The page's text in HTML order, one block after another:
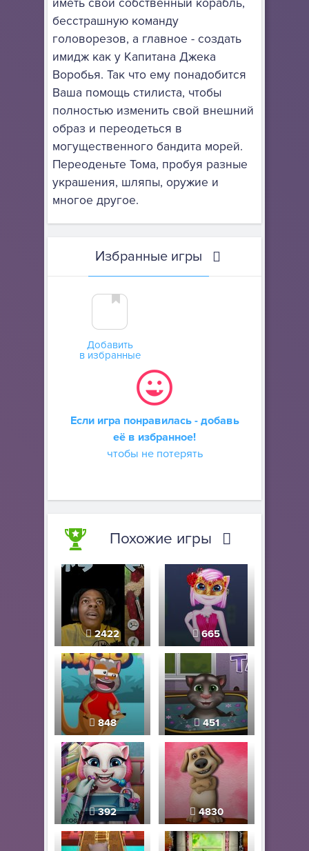
иметь свой собственный корабль,
бесстрашную команду
головорезов, а главное - создать
имидж как у Капитана Джека
Воробья. Так что ему понадобится
Ваша помощь стилиста, чтобы
полностью изменить свой внешний
образ и переодеться в
могущественного бандита морей.
Переоденьте Тома, пробуя разные
украшения, шляпы, оружие и
многое другое.
Избранные игры
Добавить
в избранные
Если игра понравилась - добавь
её в избранное!
чтобы не потерять
Похожие игры
2422 665
848 451
392 4830